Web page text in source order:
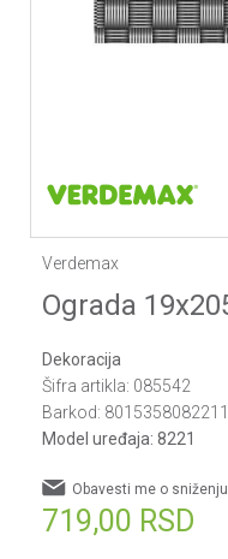
Verdemax
Ograda
Dekoracija
Šifra artikla: 085542
Barkod: 8015358082211
Model uređaja: 8221
719,00 RSD
Obavesti me o sniženju